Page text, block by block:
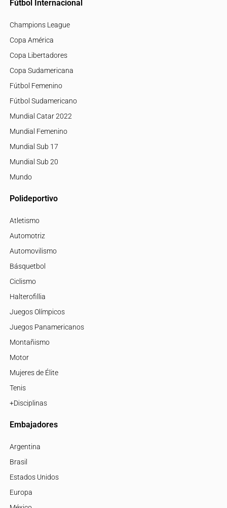
Fútbol Internacional
Champions League
Copa América
Copa Libertadores
Copa Sudamericana
Fútbol Femenino
Fútbol Sudamericano
Mundial Catar 2022
Mundial Femenino
Mundial Sub 17
Mundial Sub 20
Mundo
Polideportivo
Atletismo
Automotriz
Automovilismo
Básquetbol
Ciclismo
Halterofillia
Juegos Olímpicos
Juegos Panamericanos
Montañismo
Motor
Mujeres de Élite
Tenis
+Disciplinas
Embajadores
Argentina
Brasil
Estados Unidos
Europa